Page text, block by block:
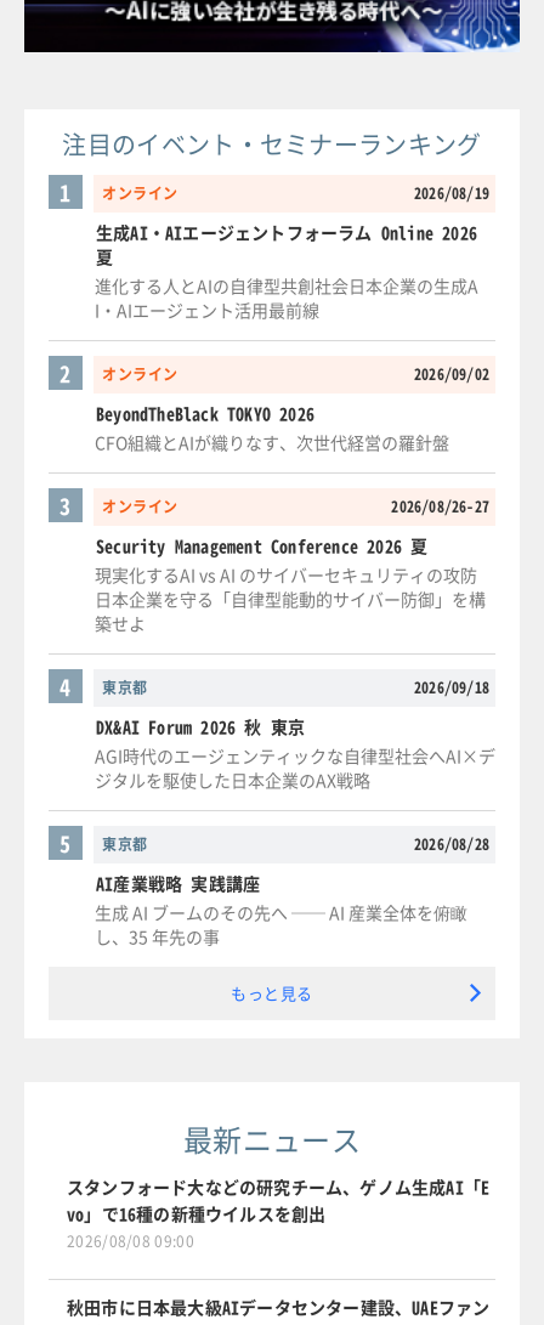
注目のイベント・セミナーランキング
オンライン 2026/08/19
1
生成AI・AIエージェントフォーラム Online 2026
夏
進化する人とAIの自律型共創社会日本企業の生成A
I・AIエージェント活用最前線
オンライン 2026/09/02
2
BeyondTheBlack TOKYO 2026
CFO組織とAIが織りなす、次世代経営の羅針盤
オンライン 2026/08/26-27
3
Security Management Conference 2026 夏
現実化するAI vs AI のサイバーセキュリティの攻防
日本企業を守る「自律型能動的サイバー防御」を構
築せよ
東京都 2026/09/18
4
DX&AI Forum 2026 秋 東京
AGI時代のエージェンティックな自律型社会へAI×デ
ジタルを駆使した日本企業のAX戦略
東京都 2026/08/28
5
AI産業戦略 実践講座
生成 AI ブームのその先へ ── AI 産業全体を俯瞰
し、35 年先の事
もっと見る
最新ニュース
スタンフォード大などの研究チーム、ゲノム生成AI「E
vo」で16種の新種ウイルスを創出
2026/08/08 09:00
秋田市に日本最大級AIデータセンター建設、UAEファン